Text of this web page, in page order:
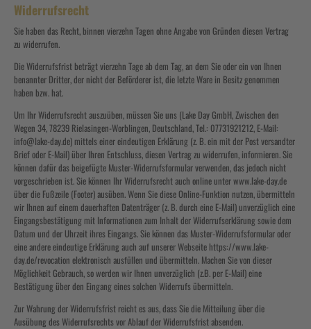
Widerrufsrecht
Sie haben das Recht, binnen vierzehn Tagen ohne Angabe von Gründen diesen Vertrag
zu widerrufen.
Die Widerrufsfrist beträgt vierzehn Tage ab dem Tag, an dem Sie oder ein von Ihnen
benannter Dritter, der nicht der Beförderer ist, die letzte Ware in Besitz genommen
haben bzw. hat.
Um Ihr Widerrufsrecht auszuüben, müssen Sie uns (Lake Day GmbH, Zwischen den
Wegen 34, 78239 Rielasingen-Worblingen, Deutschland, Tel.: 07731921212, E-Mail:
info@lake-day.de) mittels einer eindeutigen Erklärung (z. B. ein mit der Post versandter
Brief oder E-Mail) über Ihren Entschluss, diesen Vertrag zu widerrufen, informieren. Sie
können dafür das beigefügte Muster-Widerrufsformular verwenden, das jedoch nicht
vorgeschrieben ist. Sie können Ihr Widerrufsrecht auch online unter www.lake-day.de
über die Fußzeile (Footer) ausüben. Wenn Sie diese Online-Funktion nutzen, übermitteln
wir Ihnen auf einem dauerhaften Datenträger (z. B. durch eine E-Mail) unverzüglich eine
Eingangsbestätigung mit Informationen zum Inhalt der Widerrufserklärung sowie dem
Datum und der Uhrzeit ihres Eingangs. Sie können das Muster-Widerrufsformular oder
eine andere eindeutige Erklärung auch auf unserer Webseite https://www.lake-
day.de/revocation elektronisch ausfüllen und übermitteln. Machen Sie von dieser
Möglichkeit Gebrauch, so werden wir Ihnen unverzüglich (z.B. per E-Mail) eine
Bestätigung über den Eingang eines solchen Widerrufs übermitteln.
Zur Wahrung der Widerrufsfrist reicht es aus, dass Sie die Mitteilung über die
Ausübung des Widerrufsrechts vor Ablauf der Widerrufsfrist absenden.